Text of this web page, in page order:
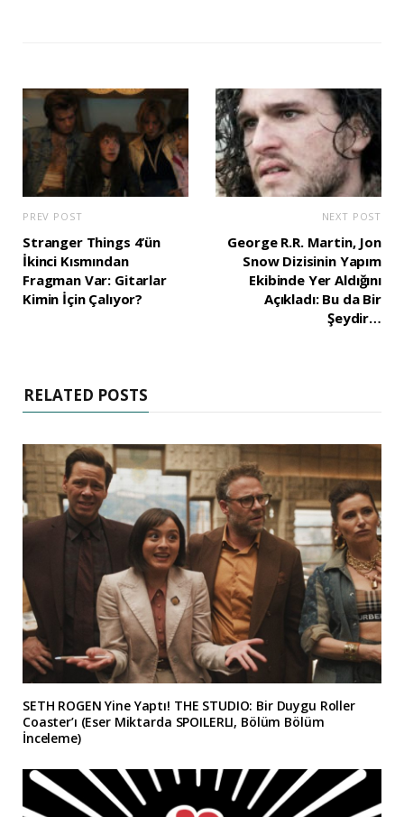
PREV POST
Stranger Things 4’ün
İkinci Kısmından
Fragman Var: Gitarlar
Kimin İçin Çalıyor?
NEXT POST
George R.R. Martin, Jon
Snow Dizisinin Yapım
Ekibinde Yer Aldığını
Açıkladı: Bu da Bir
Şeydir…
RELATED POSTS
SETH ROGEN Yine Yaptı! THE STUDIO: Bir Duygu Roller
Coaster’ı (Eser Miktarda SPOILERLI, Bölüm Bölüm
İnceleme)